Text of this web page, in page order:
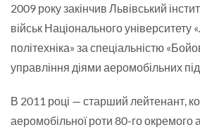
2009 року закінчив Львівський
військ Національного університету
політехніка» за спеціальністю
управління діями аеромобільних
В 2011 році — старший лейтенант,
аеромобільної роти 80-го окремого